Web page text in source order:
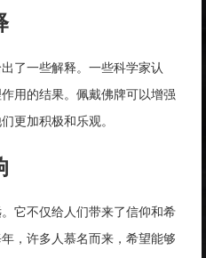
了一些解释。一些科学家认
用的结果。佩戴佛牌可以增强
更加积极和乐观。
它不仅给人们带来了信仰和希
，许多人慕名而来，希望能够